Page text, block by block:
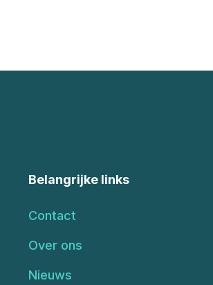
Belangrijke links
Contact
Over ons
Nieuws